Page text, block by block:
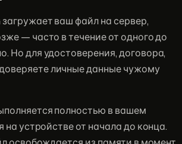
ваш файл на сервер,
— часто в течение от одного до
Но для удостоверения, договора,
личные данные чужому
полностью в вашем
устройстве от начала до конца.